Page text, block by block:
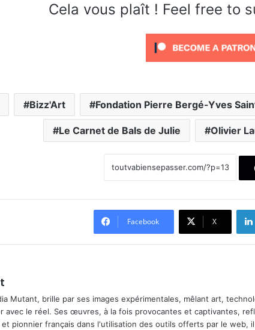
Cela vous plaît ! Feel free to
Bizz'Art Fondation Pierre Bergé-Yves
Le Carnet de Bals de Julie Olivier
Facebook X
Mutant, brille par ses images expérimentales, mêlant art,
avec le réel. Ses œuvres, à la fois provocantes et captivantes,
pionnier français dans l'utilisation des outils offerts par le web,